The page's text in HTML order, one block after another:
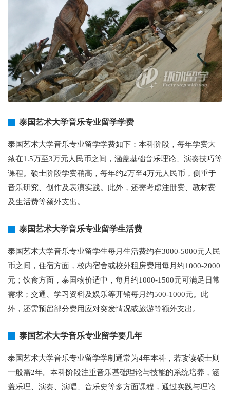
泰国艺术大学音乐专业留学学费
泰国艺术大学音乐专业留学学费如下：本科阶段，每年学费大
致在1.5万至3万元人民币之间，涵盖基础音乐理论、演奏技巧等
课程。硕士阶段学费稍高，每年约2万至4万元人民币，侧重于
音乐研究、创作及表演实践。此外，还需考虑注册费、教材费
及生活费等额外支出。
泰国艺术大学音乐专业留学生活费
泰国艺术大学音乐专业留学生每月生活费约在3000-5000元人民
币之间，住宿方面，校内宿舍或校外租房费用每月约1000-2000
元；饮食方面，泰国物价适中，每月约1000-1500元可满足日常
需求；交通、学习资料及娱乐等开销每月约500-1000元。此
外，还需预留部分费用应对突发情况或旅游等额外支出。
泰国艺术大学音乐专业留学要几年
泰国艺术大学音乐专业留学学制通常为4年本科，若攻读硕士则
一般需2年。本科阶段注重音乐基础理论与技能的系统培养，涵
盖乐理、演奏、演唱、音乐史等多方面课程，通过实践与理论